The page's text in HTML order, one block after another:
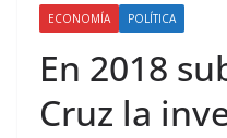
ECONOMÍA POLÍTICA
En 2018
Cruz la